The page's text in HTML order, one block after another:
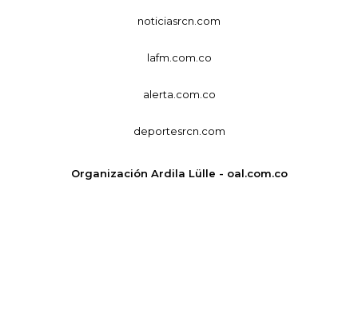
noticiasrcn.com
lafm.com.co
alerta.com.co
deportesrcn.com
Organización Ardila Lülle - oal.com.co